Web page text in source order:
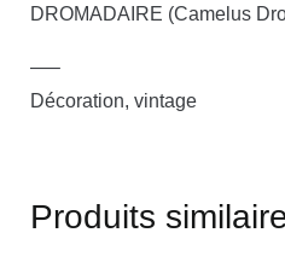
DROMADAIRE (Camelus
—–
Décoration, vintage
Produits